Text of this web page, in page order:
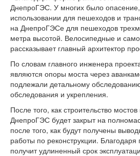
ДнепроГЭС. У многих было опасение,
использовании для пешеходов и
на ДнепроГЭСе для пешеходов
метра высотой. Велосипедные и
рассказывает главный архитектор
По словам главного инженера
являются опоры моста через
подлежали детальному
обследования и укрепления.
После того, как строительство
ДнепроГЭС будет закрыт на
после того, как будут получены
работы по реконструкции.
получит удлиненный срок